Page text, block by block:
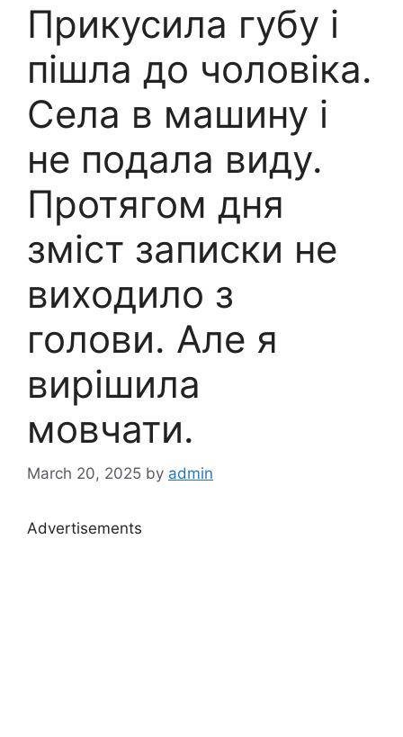
Прикусила губу і
пішла до чоловіка.
Села в машину і
не подала виду.
Протягом дня
зміст записки не
виходило з
голови. Але я
вирішила
мовчати.
March 20, 2025 by admin
Advertisements